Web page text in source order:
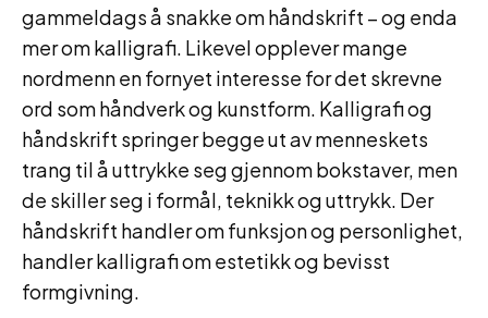
gammeldags å snakke om håndskrift – og enda
mer om kalligrafi. Likevel opplever mange
nordmenn en fornyet interesse for det skrevne
ord som håndverk og kunstform. Kalligrafi og
håndskrift springer begge ut av menneskets
trang til å uttrykke seg gjennom bokstaver, men
de skiller seg i formål, teknikk og uttrykk. Der
håndskrift handler om funksjon og personlighet,
handler kalligrafi om estetikk og bevisst
formgivning.